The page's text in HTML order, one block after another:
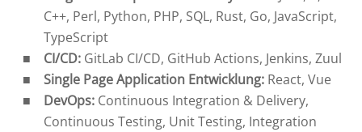
C++, Perl, Python, PHP, SQL, Rust, Go, JavaScript,
TypeScript
CI/CD: GitLab CI/CD, GitHub Actions, Jenkins, Zuul
Single Page Application Entwicklung: React, Vue
DevOps: Continuous Integration & Delivery,
Continuous Testing, Unit Testing, Integration